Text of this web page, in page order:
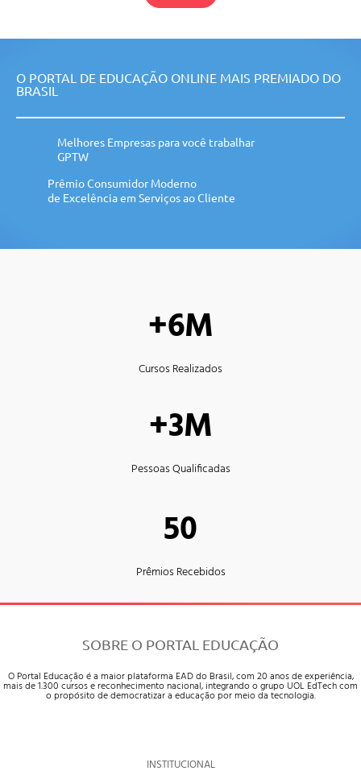
O PORTAL DE EDUCAÇÃO ONLINE MAIS PREMIADO DO
BRASIL
Melhores Empresas para você trabalhar
GPTW
Prêmio Consumidor Moderno
de Excelência em Serviços ao Cliente
+6M
Cursos Realizados
+3M
Pessoas Qualificadas
50
Prêmios Recebidos
SOBRE O PORTAL EDUCAÇÃO
O Portal Educação é a maior plataforma EAD do Brasil, com 20 anos de experiência,
mais de 1.300 cursos e reconhecimento nacional, integrando o grupo UOL EdTech com
o propósito de democratizar a educação por meio da tecnologia.
INSTITUCIONAL